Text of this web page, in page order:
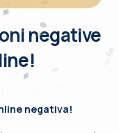
negative
negativa!